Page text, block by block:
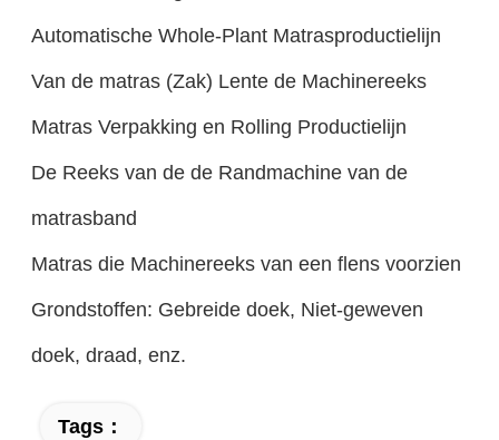
Automatische Whole-Plant Matrasproductielijn
Van de matras (Zak) Lente de Machinereeks
Matras Verpakking en Rolling Productielijn
De Reeks van de de Randmachine van de
matrasband
Matras die Machinereeks van een flens voorzien
Grondstoffen: Gebreide doek, Niet-geweven
doek, draad, enz.
Tags：